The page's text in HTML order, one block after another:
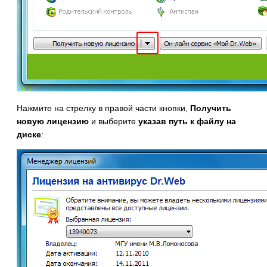
Нажмите на стрелку в правой части кнопки, Получить
новую лицензию и выберите указав путь к файлу на
диске: